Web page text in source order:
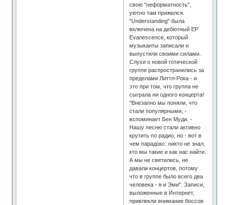
свою "неформатность",
уютно там прижился.
"Understanding" была
включена на дебютный EP
Evanescence, который
музыканты записали и
выпустили своими силами.
Слухи о новой готической
группе распространились за
пределами Литтл-Рока - и
это при том, что группа не
сыграла ни одного концерта!
"Внезапно мы поняли, что
стали популярными, -
вспоминает Бен Муди. -
Нашу песню стали активно
крутить по радио, но - вот в
чем парадокс: никто не знал,
кто мы такие и как нас найти.
А мы не светились, не
давали концертов, потому
что в группе было всего два
человека - я и Эми". Записи,
выложенные в Интернет,
привлекли внимание боссов